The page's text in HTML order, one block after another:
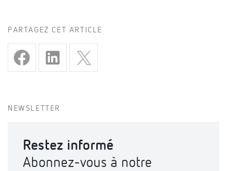
PARTAGEZ CET ARTICLE
NEWSLETTER
Restez informé
Abonnez-vous à notre